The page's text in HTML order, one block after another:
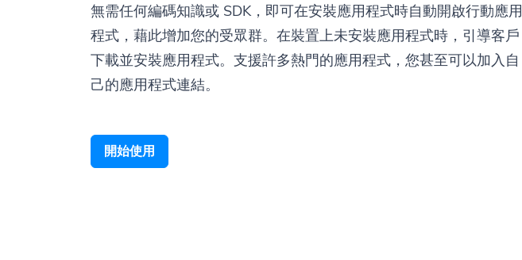
無需任何編碼知識或 SDK，即可在安裝應用程式時自動開啟行動應用
程式，藉此增加您的受眾群。在裝置上未安裝應用程式時，引導客戶
下載並安裝應用程式。支援許多熱門的應用程式，您甚至可以加入自
己的應用程式連結。
開始使用